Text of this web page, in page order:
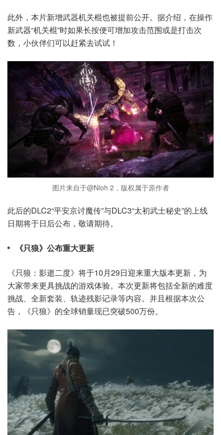
此外，本片新增武器机关棍也被提前公开。据介绍，在操作
新武器“机关棍”时如果长按便可增加攻击范围或是打击次
数，小伙伴们可以赶紧去试试！
图片来自于@Nioh 2，版权属于原作者
此后的DLC2“平安京讨魔传”与DLC3“太初武士秘史”的上线
日期将于日后公布，敬请期待。
《只狼》公布重大更新
《只狼：影逝二度》将于10月29日迎来重大版本更新，为
大家带来更具挑战的游戏体验。本次更新将包括全新的难度
挑战、全新套装、轨迹残影记录等内容。并且根据本次公
告，《只狼》的全球销量现已突破500万份。